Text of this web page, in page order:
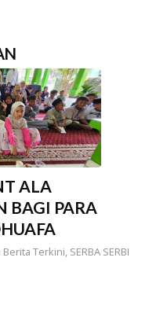
ALA
BAGI PARA
Berita Terkini, SERBA SERBI